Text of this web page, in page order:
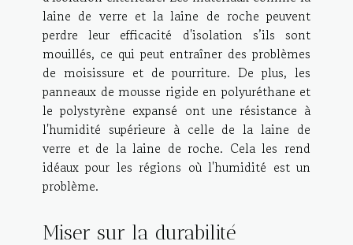
laine de verre et la laine de roche peuvent
perdre leur efficacité d'isolation s’ils sont
mouillés, ce qui peut entraîner des problèmes
de moisissure et de pourriture. De plus, les
panneaux de mousse rigide en polyuréthane et
le polystyrène expansé ont une résistance à
l'humidité supérieure à celle de la laine de
verre et de la laine de roche. Cela les rend
idéaux pour les régions où l'humidité est un
problème.
Miser sur la durabilité